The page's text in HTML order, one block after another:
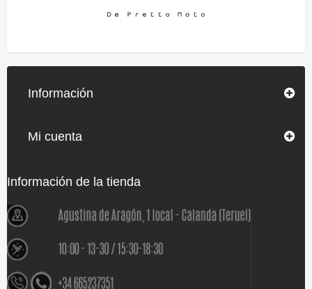
Información
Mi cuenta
Información de la tienda